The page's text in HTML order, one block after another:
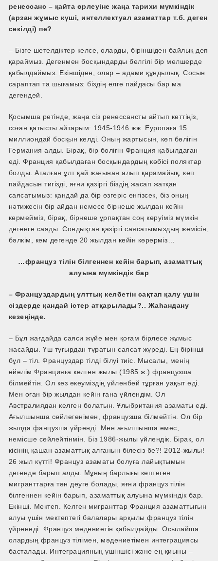
ренессанс – қайта өрлеуіне жаңа тарихи мүмкіндік
(арзан жұмыс күші, интеллектуал азаматтар т.б. деген
секілді) пе?
– Бізге шетелдіктер келсе, оларды, біріншіден байлық деп
қараймыз. Дегенмен босқындарды белгілі бір мөлшерде
қабылдаймыз. Екіншіден, олар – адами құндылық. Сосын
сараптап та шығамыз: біздің елге пайдасы бар ма
дегендей.
Қосымша ретінде, жаңа сіз ренессансты айтып кеттіңіз,
соған қатысты айтарым: 1945-1946 жж. Еуропаға 15
миллиондай босқын келді. Оның жартысын, көп бөлігін
Германия алды. Бірақ, бір бөлігін Франция қабылдаған
еді. Франция қабылдаған босқындардың көбісі поляктар
болды. Аталған ұлт қай жағынан алып қарамайық, көп
пайдасын тигізді, яғни қазіргі біздің жасап жатқан
саясатымыз: қандай да бір өзгеріс енгізсек, біз оның
нәтижесін бір айдан немесе бірнеше жылдан кейін
көрмейміз, бірақ, бірнеше ұрпақтан соң көруіміз мүмкін
дегенге саяды. Сондықтан қазіргі саясатымыздың жемісін,
бәлкім, кем дегенде 20 жылдан кейін көрерміз…
…француз тілін білгеннен кейін барып, азаматтық
алуына мүмкіндік бар
– Француздардың ұлттық келбетін сақтап қалу үшін
сіздерде қандай істер атқарылады?.. Жаһандану
кезеңінде.
– Бұл жағдайда саяси жүйе мен қоғам бірлесе жұмыс
жасайды. Үш тұғырдан тұратын саясат жүреді. Ең бірінші
бұл – тіл. Француздар тілді білуі тиіс. Мысалы, менің
әйелім Францияға келген жылы (1985 ж.) французша
білмейтін. Ол кез екеуміздің үйленбей тұрған уақыт еді.
Мен оған бір жылдан кейін ғана үйлендім. Ол
Австралиядан келген болатын. Ұлыбритания азаматы еді.
Ағылшынша сөйлегенімен, французша білмейтін. Ол бір
жылда фанцузша үйренді. Мен ағылшынша емес,
немісше сөйлейтінмін. Біз 1986-жылы үйлендік. Бірақ, ол
кісінің қашан азаматтық алғанын білесіз бе?! 2012-жылы!
26 жыл күтті! Француз азаматы болуға лайықтымын
дегенде барып алды. Мұның барлығы көптеген
мигранттарға тән деуге болады, яғни француз тілін
білгеннен кейін барып, азаматтық алуына мүмкіндік бар.
Екінші. Мектеп. Келген мигранттар Франция азаматтығын
алуы үшін мектептегі балалары арқылы француз тілін
үйренеді. Француз мәдениетін қабылдайды. Осылайша
олардың француз тілімен, мәдениетімен интеграциясы
басталады. Интеграцияның үшіншісі және ең қиыны –